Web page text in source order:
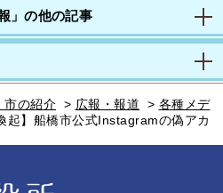
」の他の記事
市の紹介 > 広報・報道 > 各種メデ
起】船橋市公式Instagramの偽アカ